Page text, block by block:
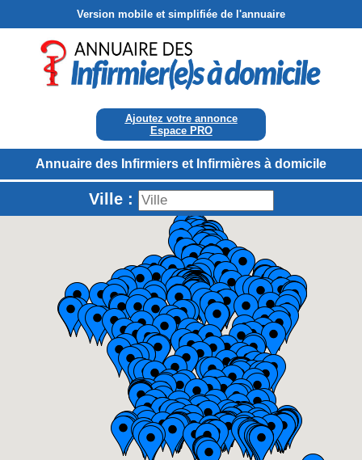
Version mobile et simplifiée de l'annuaire
Ajoutez votre annonce
Espace PRO
Annuaire des Infirmiers et Infirmières à domicile
Ville :